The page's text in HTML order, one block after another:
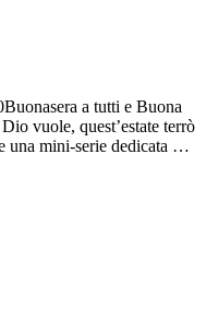
a tutti e Buona
vuole, quest’estate terrò
una mini-serie dedicata …